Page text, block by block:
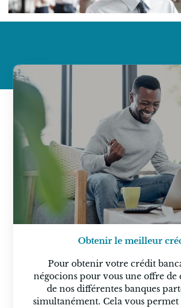
Obtenir le meilleur
Pour obtenir votre crédit
négocions pour vous une offre de
de nos différentes banques
simultanément. Cela vous permet